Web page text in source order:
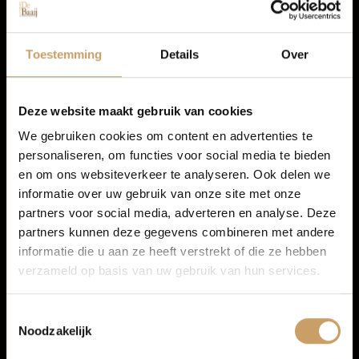
Toestemming Details Over
Deze website maakt gebruik van cookies
We gebruiken cookies om content en advertenties te
personaliseren, om functies voor social media te bieden
en om ons websiteverkeer te analyseren. Ook delen we
informatie over uw gebruik van onze site met onze
partners voor social media, adverteren en analyse. Deze
partners kunnen deze gegevens combineren met andere
informatie die u aan ze heeft verstrekt of die ze hebben
verzameld op basis van uw gebruik van hun services.
Noodzakelijk
Peugeot 308
2022
Benzine
78.400 km
Handgeschakeld
€ 16.450
Autolease
Financiering
Autoverzekeringen
Verkoop
Auto onderhoud
Over Autobedrijf De Baaij